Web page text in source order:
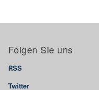
Folgen Sie uns
RSS
Twitter